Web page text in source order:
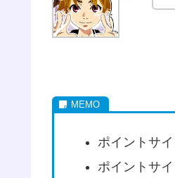
ポイントサ
ポイントサ